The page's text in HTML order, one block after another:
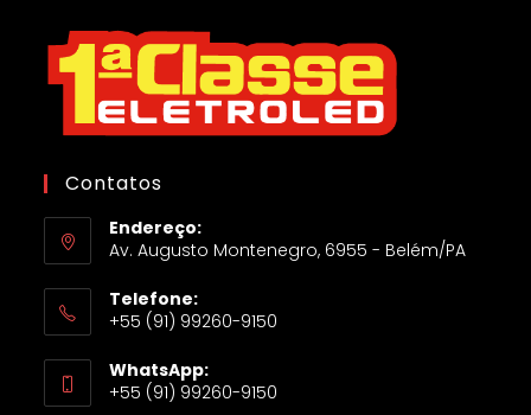
Contatos
Endereço:
Av. Augusto Montenegro, 6955 - Belém/PA
Telefone:
+55 (91) 99260-9150
WhatsApp:
+55 (91) 99260-9150